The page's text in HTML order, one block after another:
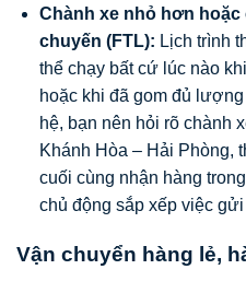
Chành xe nhỏ hơn
chuyến (FTL): Lịch trình
thể chạy bất cứ lúc nào
hoặc khi đã gom đủ
hệ, bạn nên hỏi rõ chành
Khánh Hòa – Hải Phòng,
cuối cùng nhận hàng
chủ động sắp xếp việc
Vận chuyển hàng lẻ,